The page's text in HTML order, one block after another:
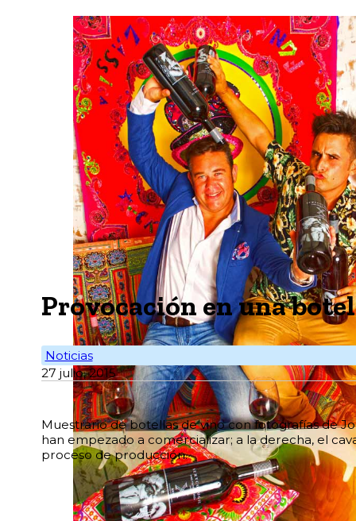
Provocación en una
Noticias
27 julio, 2015
Muestrario de botellas de vino con fotografías de
han empezado a comercializar; a la derecha, el
proceso de producción.